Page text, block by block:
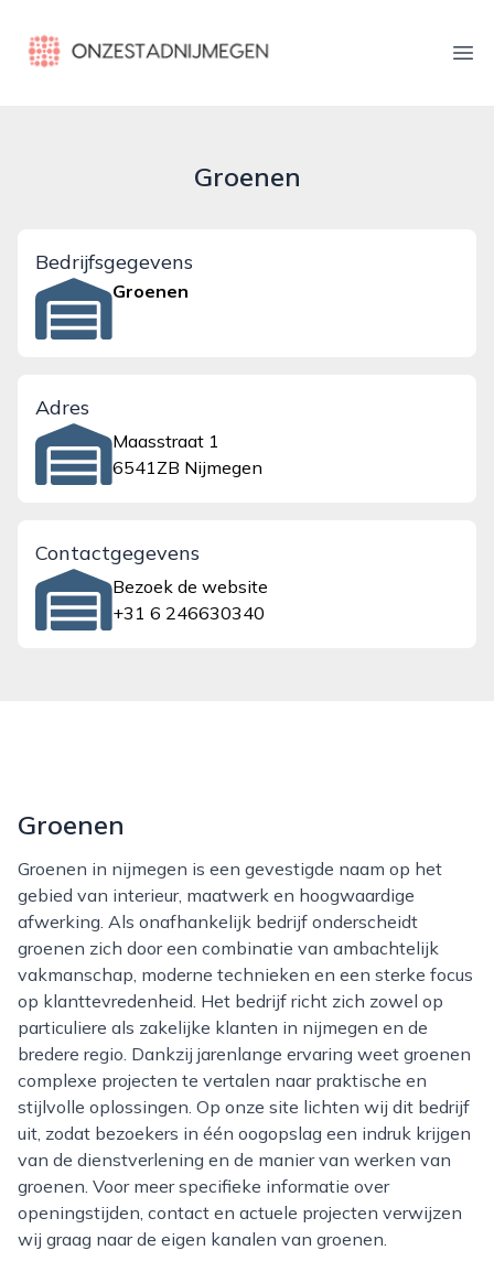
onzestadnijmegen.nl
Groenen
Bedrijfsgegevens
Groenen
Adres
Maasstraat 1
6541ZB Nijmegen
Contactgegevens
Bezoek de website
+31 6 246630340
Groenen
Groenen in nijmegen is een gevestigde naam op het
gebied van interieur, maatwerk en hoogwaardige
afwerking. Als onafhankelijk bedrijf onderscheidt
groenen zich door een combinatie van ambachtelijk
vakmanschap, moderne technieken en een sterke focus
op klanttevredenheid. Het bedrijf richt zich zowel op
particuliere als zakelijke klanten in nijmegen en de
bredere regio. Dankzij jarenlange ervaring weet groenen
complexe projecten te vertalen naar praktische en
stijlvolle oplossingen. Op onze site lichten wij dit bedrijf
uit, zodat bezoekers in één oogopslag een indruk krijgen
van de dienstverlening en de manier van werken van
groenen. Voor meer specifieke informatie over
openingstijden, contact en actuele projecten verwijzen
wij graag naar de eigen kanalen van groenen.